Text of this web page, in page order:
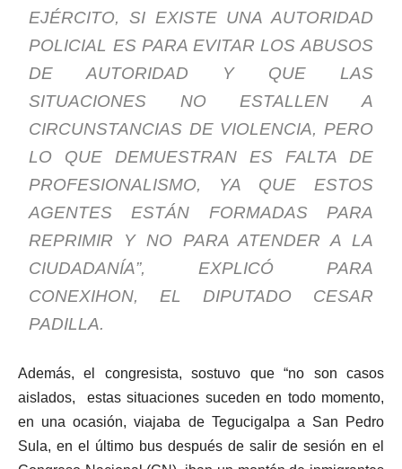
EJÉRCITO, SI EXISTE UNA AUTORIDAD
POLICIAL ES PARA EVITAR LOS ABUSOS
DE AUTORIDAD Y QUE LAS
SITUACIONES NO ESTALLEN A
CIRCUNSTANCIAS DE VIOLENCIA, PERO
LO QUE DEMUESTRAN ES FALTA DE
PROFESIONALISMO, YA QUE ESTOS
AGENTES ESTÁN FORMADAS PARA
REPRIMIR Y NO PARA ATENDER A LA
CIUDADANÍA”, EXPLICÓ PARA
CONEXIHON, EL DIPUTADO CESAR
PADILLA.
Además, el congresista, sostuvo que “no son casos
aislados, estas situaciones suceden en todo momento,
en una ocasión, viajaba de Tegucigalpa a San Pedro
Sula, en el último bus después de salir de sesión en el